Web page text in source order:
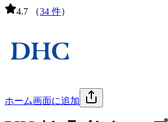
4.7 （34 件）
ホーム画面に追加